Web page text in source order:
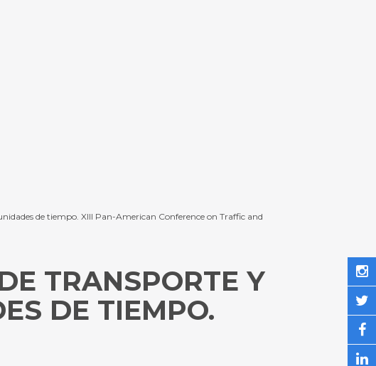
de tiempo. XIII Pan-American Conference on Traffic and
TRANSPORTE Y
DE TIEMPO.